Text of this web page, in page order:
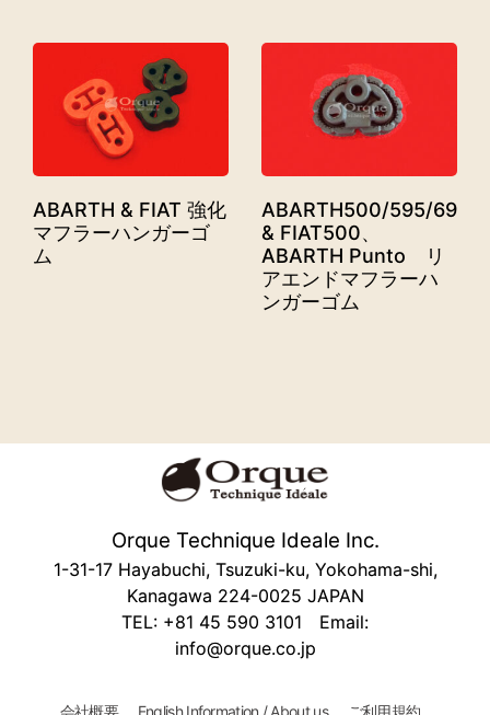
ABARTH & FIAT 強化
マフラーハンガーゴ
ム
ABARTH500/595/695
& FIAT500、
ABARTH Punto リ
アエンドマフラーハ
ンガーゴム
Orque Technique Ideale Inc.
1-31-17 Hayabuchi, Tsuzuki-ku, Yokohama-shi,
Kanagawa 224-0025 JAPAN
TEL: +81 45 590 3101 Email:
info@orque.co.jp
会社概要 English Information / About us ご利用規約